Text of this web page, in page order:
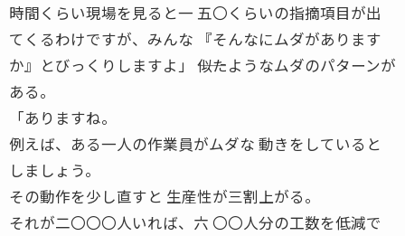
時間くらい現場を見ると一 五〇くらいの指摘項目が出
てくるわけですが、みんな 『そんなにムダがあります
か』とびっくりしますよ」 ――似たようなムダのパターンが
ある。
「ありますね。
例えば、ある一人の作業員がムダな 動きをしていると
しましょう。
その動作を少し直すと 生産性が三割上がる。
それが二〇〇〇人いれば、六 〇〇人分の工数を低減で